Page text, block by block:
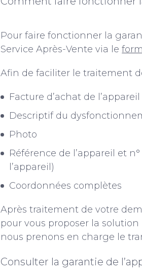
Pour faire fonctionner la
Service Après-Vente via le
Afin de faciliter le traitement
Facture d’achat de l’appareil
Descriptif du
Photo
Référence de l’appareil et
l’appareil)
Coordonnées complètes
Après traitement de votre
pour vous proposer la
nous prenons en charge le
Consulter la garantie de